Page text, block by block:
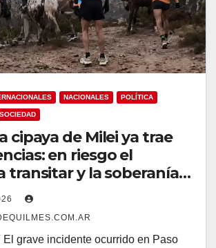
NACIONALES POLÍTICA
SOCIEDAD
cipaya de Milei ya trae
en riesgo el
transitar y la soberanía
naturales
El grave incidente ocurrido en Paso